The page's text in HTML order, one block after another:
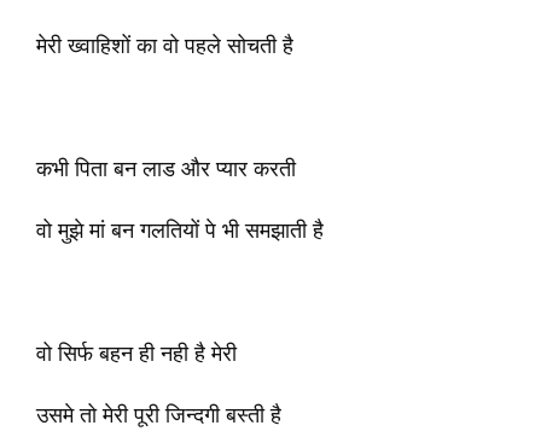
मेरी ख्वाहिशों का वो पहले सोचती है
कभी पिता बन लाड और प्यार करती
वो मुझे मां बन गलतियों पे भी समझाती है
वो सिर्फ बहन ही नही है मेरी
उसमे तो मेरी पूरी जिन्दगी बस्ती है